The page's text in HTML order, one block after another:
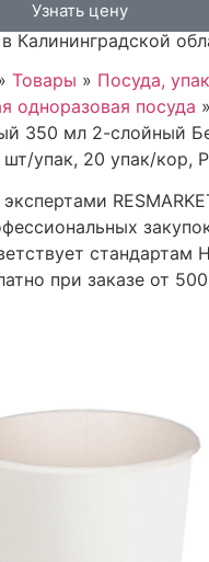
Узнать цену
Калининградской
Товары » Посуда,
одноразовая посуда »
350 мл 2-слойный
упак, 20 упак/кор,
стандартам
при заказе от